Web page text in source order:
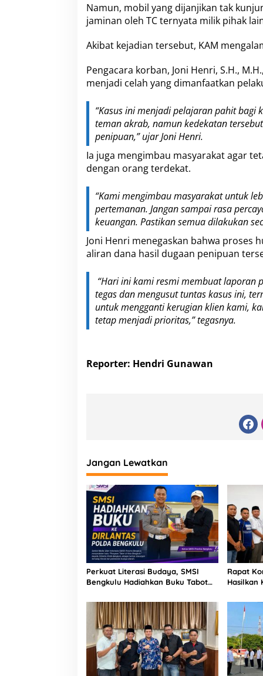
Namun, mobil yang dijanjikan tak
jaminan oleh TC ternyata milik pihak
Akibat kejadian tersebut, KAM
Pengacara korban, Joni Henri, S.H.,
menjadi celah yang dimanfaatkan
“Kasus ini menjadi pelajaran pahit
teman akrab, namun kedekatan
penipuan,” ujar Joni Henri.
Ia juga mengimbau masyarakat agar
dengan orang terdekat.
“Kami mengimbau masyarakat untuk
pertemanan. Jangan sampai rasa
keuangan. Pastikan semua dilakukan
Joni Henri menegaskan bahwa proses
aliran dana hasil dugaan penipuan
“Hari ini kami resmi membuat laporan
tegas dan mengusut tuntas kasus ini,
untuk mengganti kerugian klien kami,
tetap menjadi prioritas,” tegasnya.
Reporter: Hendri Gunawan
Jangan Lewatkan
Perkuat Literasi Budaya, SMSI
Bengkulu Hadiahkan Buku Tabot
Rapat
Hasilkan